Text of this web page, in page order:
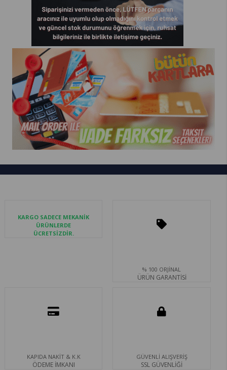
KARGO SADECE MEKANİK
ÜRÜNLERDE
ÜCRETSİZDİR.
% 100 ORJİNAL
ÜRÜN GARANTİSİ
KAPIDA NAKİT & K.K
ÖDEME İMKANI
GÜVENLİ ALIŞVERİŞ
SSL GÜVENLİĞİ